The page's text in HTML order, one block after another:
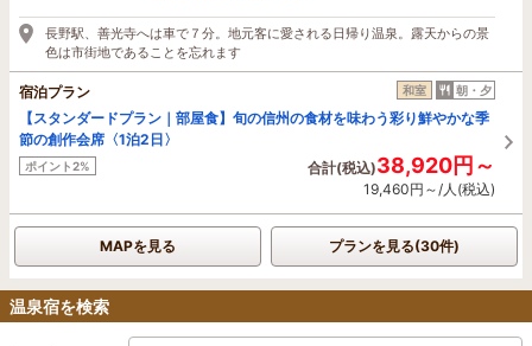
長野駅、善光寺へは車で７分。地元客に愛される日帰り温泉。露天からの景
色は市街地であることを忘れます
宿泊プラン 和室 朝・夕
【スタンダードプラン｜部屋食】旬の信州の食材を味わう彩り鮮やかな季
節の創作会席〈1泊2日〉
ポイント2% 合計(税込)38,920円～
19,460円～/人(税込)
MAPを見る プランを見る(30件)
温泉宿を検索